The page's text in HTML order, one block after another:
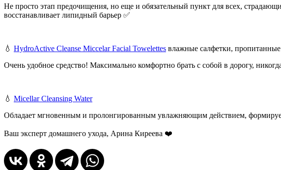
Не просто этап предочищения, но еще и обязательный пункт для всех,
восстанавливает липидный барьер ✅
💧 HydroActive Cleanse Miccelar Facial Towelettes влажные салфетки,
Очень удобное средство! Максимально комфортно брать с собой в дорогу,
💧 Micellar Cleansing Water
Обладает мгновенным и пролонгированным увлажняющим действием,
Ваш эксперт домашнего ухода, Арина Киреева ❤️